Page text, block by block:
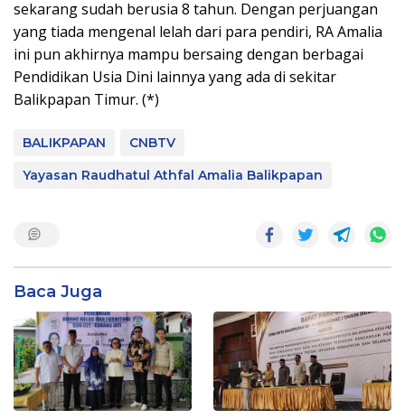
sekarang sudah berusia 8 tahun. Dengan perjuangan
yang tiada mengenal lelah dari para pendiri, RA Amalia
ini pun akhirnya mampu bersaing dengan berbagai
Pendidikan Usia Dini lainnya yang ada di sekitar
Balikpapan Timur. (*)
BALIKPAPAN
CNBTV
Yayasan Raudhatul Athfal Amalia Balikpapan
Baca Juga